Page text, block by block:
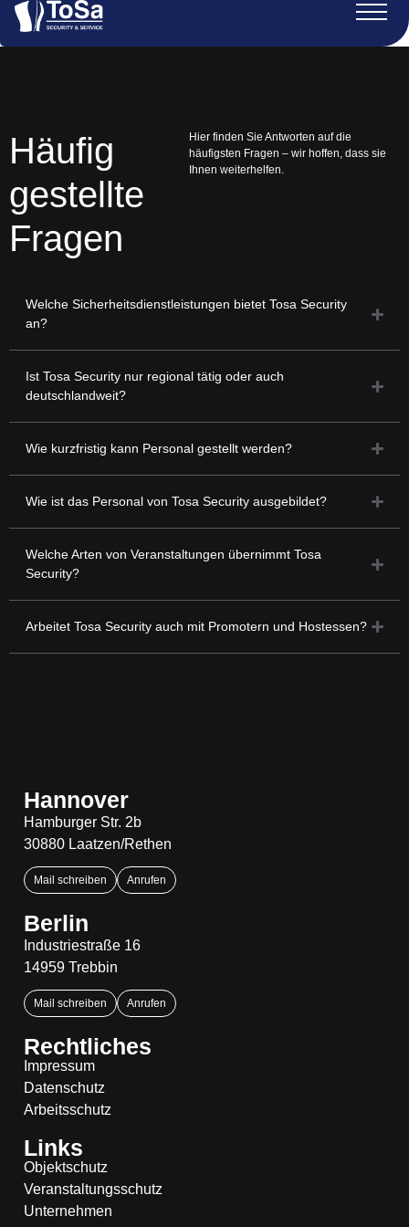
Häufig
gestellte
Fragen
Hier finden Sie Antworten auf die
häufigsten Fragen – wir hoffen, dass sie
Ihnen weiterhelfen.
Welche Sicherheitsdienstleistungen bietet Tosa Security
an?
Ist Tosa Security nur regional tätig oder auch
deutschlandweit?
Wie kurzfristig kann Personal gestellt werden?
Wie ist das Personal von Tosa Security ausgebildet?
Welche Arten von Veranstaltungen übernimmt Tosa
Security?
Arbeitet Tosa Security auch mit Promotern und Hostessen?
Hannover
Hamburger Str. 2b
30880 Laatzen/Rethen
Mail schreiben Anrufen
Berlin
Industriestraße 16
14959 Trebbin
Mail schreiben Anrufen
Rechtliches
Impressum
Datenschutz
Arbeitsschutz
Links
Objektschutz
Veranstaltungsschutz
Unternehmen